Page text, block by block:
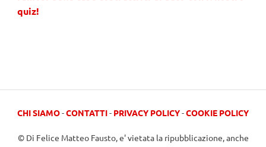
quiz!
CHI SIAMO-CONTATTI- PRIVACY POLICY-COOKIE POLICY
© Di Felice Matteo Fausto, e' vietata la ripubblicazione, anche